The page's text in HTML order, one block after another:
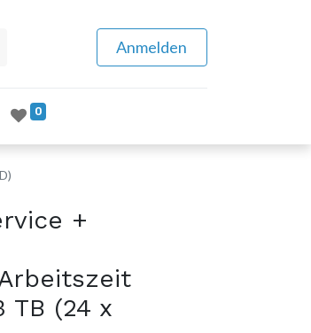
Anmelden
0
+
TB (24 x